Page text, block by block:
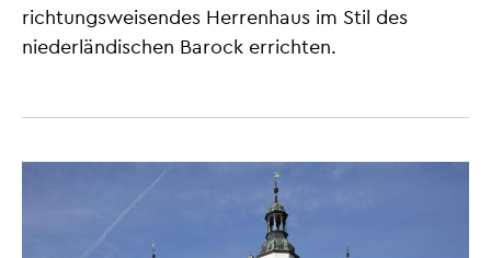
richtungsweisendes Herrenhaus im Stil des
niederländischen Barock errichten.